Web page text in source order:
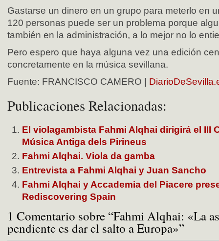
Gastarse un dinero en un grupo para meterlo en
120 personas puede ser un problema porque
también en la administración, a lo mejor no lo
Pero espero que haya alguna vez una edición
concretamente en la música sevillana.
Fuente: FRANCISCO CAMERO |
Publicaciones Relacionadas:
El violagambista Fahmi Alqhai dirigirá el III
Música Antiga dels Pirineus
Fahmi Alqhai. Viola da gamba
Entrevista a Fahmi Alqhai y Juan Sancho
Fahmi Alqhai y Accademia del Piacere
Rediscovering Spain
1 Comentario sobre “Fahmi Alqhai: «La
pendiente es dar el salto a Europa»”